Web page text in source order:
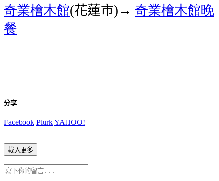
奇業檜木館(花蓮市)→ 奇業檜木館晚
餐
分享
Facebook PlurkYAHOO!
載入更多